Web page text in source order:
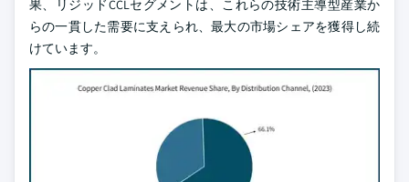
果、リジッドCCLセグメントは、これらの技術主導型産業か
らの一貫した需要に支えられ、最大の市場シェアを獲得し続
けています。